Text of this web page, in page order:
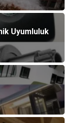
Uyumluluk